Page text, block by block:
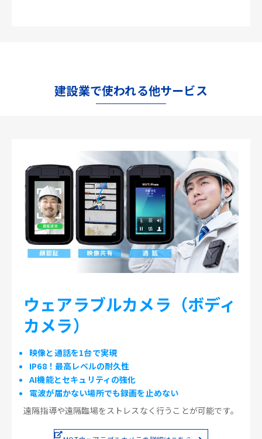
建設業で使われる他サービス
ウェアラブルカメラ（ボディ
カメラ）
映像と通話を1台で実現
IP68！最高レベルの耐久性
AI機能とセキュリティの強化
電波が届かない場所でも録画を止めない
遠隔指導や遠隔臨場をストレスなく行うことが可能です。